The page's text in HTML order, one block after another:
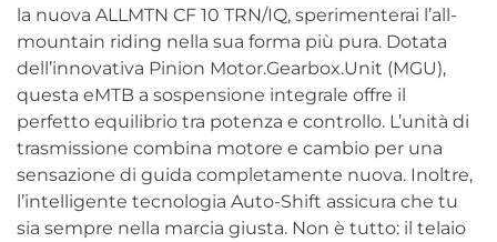
la nuova ALLMTN CF 10 TRN/IQ, sperimenterai l’all-
mountain riding nella sua forma più pura. Dotata
dell’innovativa Pinion Motor.Gearbox.Unit (MGU),
questa eMTB a sospensione integrale offre il
perfetto equilibrio tra potenza e controllo. L’unità di
trasmissione combina motore e cambio per una
sensazione di guida completamente nuova. Inoltre,
l’intelligente tecnologia Auto-Shift assicura che tu
sia sempre nella marcia giusta. Non è tutto: il telaio